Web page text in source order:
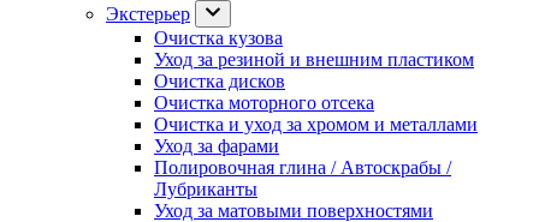
Экстерьер
Очистка кузова
Уход за резиной и внешним пластиком
Очистка дисков
Очистка моторного отсека
Очистка и уход за хромом и металлами
Уход за фарами
Полировочная глина / Автоскрабы /
Лубриканты
Уход за матовыми поверхностями